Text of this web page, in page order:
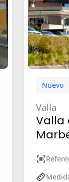
Nuevo
Valla
Valla